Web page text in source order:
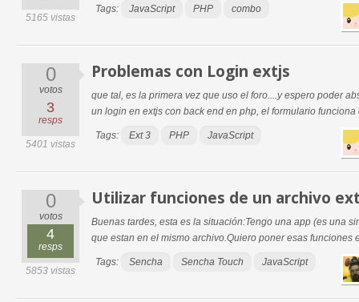
5165 vistas
Tags: JavaScript PHP combo
0
votos
3
resps
5401 vistas
Problemas con Login extjs
que tal, es la primera vez que uso el foro....y espero poder
un login en extjs con back end en php, el formulario funciona
Tags: Ext 3 PHP JavaScript
0
votos
4
resps
5853 vistas
Utilizar funciones de un archivo
Buenas tardes, esta es la situación:Tengo una app (es una
que estan en el mismo archivo.Quiero poner esas funciones
Tags: Sencha Sencha Touch JavaScript